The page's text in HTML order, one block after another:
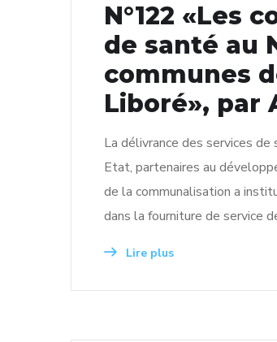
N°122 «Les
de santé au
communes
Liboré», par
La délivrance des services de
Etat, partenaires au
de la communalisation a
dans la fourniture de service
Lire plus